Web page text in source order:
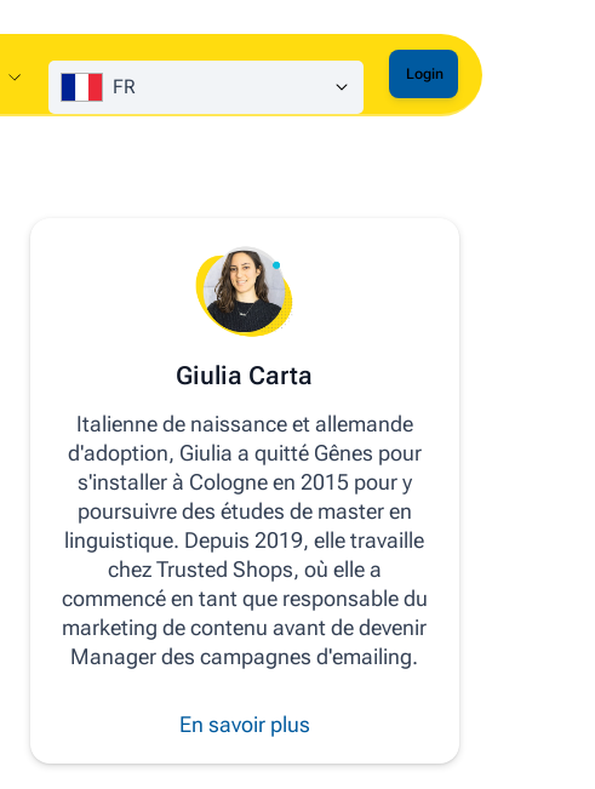
FR
Login
Giulia Carta
Italienne de naissance et allemande
d'adoption, Giulia a quitté Gênes pour
s'installer à Cologne en 2015 pour y
poursuivre des études de master en
linguistique. Depuis 2019, elle travaille
chez Trusted Shops, où elle a
commencé en tant que responsable du
marketing de contenu avant de devenir
Manager des campagnes d'emailing.
En savoir plus